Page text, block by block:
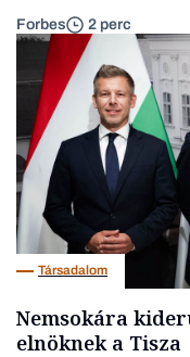
Forbes 2 perc
Társadalom
Nemsokára
elnöknek a Tisza